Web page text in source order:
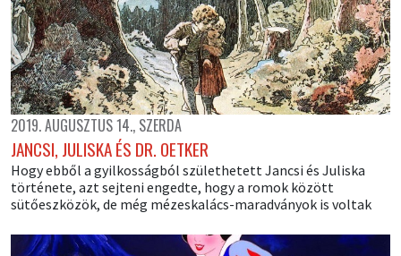
2019. AUGUSZTUS 14., SZERDA
JANCSI, JULISKA ÉS DR. OETKER
Hogy ebből a gyilkosságból születhetett Jancsi és Juliska
története, azt sejteni engedte, hogy a romok között
sütőeszközök, de még mézeskalács-maradványok is voltak